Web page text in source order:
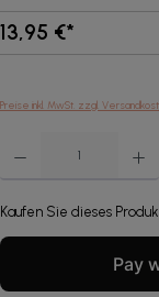
13,95 €*
Preise inkl. MwSt. zzgl.
Produkt Anzahl: Gib den
Kaufen Sie dieses